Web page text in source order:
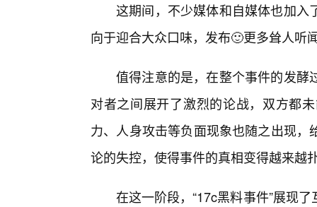
这期间，不少媒体和自媒体也加入
向于迎合大众口味，发布🙂更多耸人听
值得注意的是，在整个事件的发酵
对者之间展开了激烈的论战，双方都
力、人身攻击等负面现象也随之出现
论的失控，使得事件的真相变得越来越
在这一阶段，“17c黑料事件”展现